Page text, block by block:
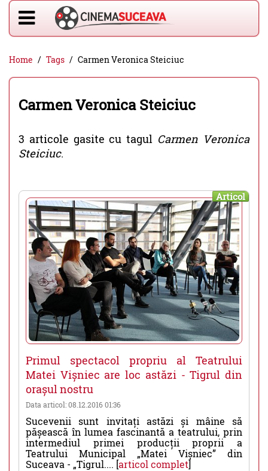
Home Tags Carmen Veronica Steiciuc
Carmen Veronica Steiciuc
3 articole gasite cu tagul Carmen Veronica
Steiciuc.
Articol
Primul spectacol propriu al Teatrului
Matei Vișniec are loc astăzi - Tigrul din
orașul nostru
Data articol: 08.12.2016 01:36
Sucevenii sunt invitați astăzi și mâine să
pășească în lumea fascinantă a teatrului, prin
intermediul primei producții proprii a
Teatrului Municipal „Matei Vișniec” din
Suceava - „Tigrul.... [articol complet]